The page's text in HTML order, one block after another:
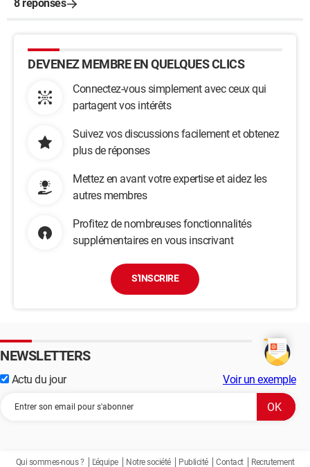
8 réponses
DEVENEZ MEMBRE EN QUELQUES CLICS
Connectez-vous simplement avec ceux qui
partagent vos intérêts
Suivez vos discussions facilement et obtenez
plus de réponses
Mettez en avant votre expertise et aidez les
autres membres
Profitez de nombreuses fonctionnalités
supplémentaires en vous inscrivant
S'INSCRIRE
NEWSLETTERS
Actu du jour Voir un exemple
Qui sommes-nous ? L'équipe Notre société Publicité Contact Recrutement